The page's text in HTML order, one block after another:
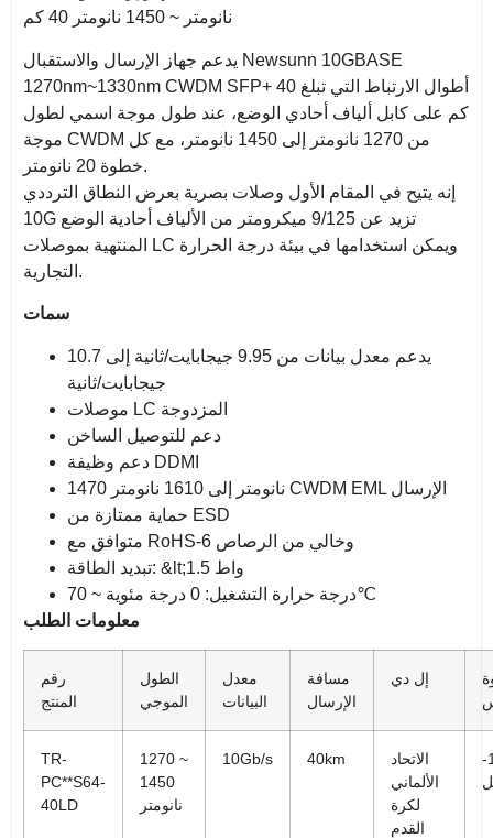
يدعم جهاز الإرسال والاستقبال Newsunn 10GBASE
1270nm~1330nm CWDM SFP+ أطوال الارتباط التي تبلغ 40
كم على كابل ألياف أحادي الوضع، عند طول موجة اسمي لطول
موجة CWDM من 1270 نانومتر إلى 1450 نانومتر، مع كل
خطوة 20 نانومتر.
إنه يتيح في المقام الأول وصلات بصرية بعرض النطاق الترددي
10G تزيد عن 9/125 ميكرومتر من الألياف أحادية الوضع
المنتهية بموصلات LC ويمكن استخدامها في بيئة درجة الحرارة
التجارية.
سمات
يدعم معدل بيانات من 9.95 جيجابايت/ثانية إلى 10.7
دعم للتوصيل الساخن
دعم وظيفة DDMI
حماية ممتازة من ESD
درجة حرارة التشغيل: 0 درجة مئوية ~ 70℃
معلومات الطلب
رقم
المنتج
الطول
الموجي
معدل
البيانات
مسافة
الإرسال
إل دي
TR-
PC**S64-
40LD
1270 ~
1450
نانومتر
10Gb/s 40km
الاتحاد
الألماني
لكرة
القدم
-